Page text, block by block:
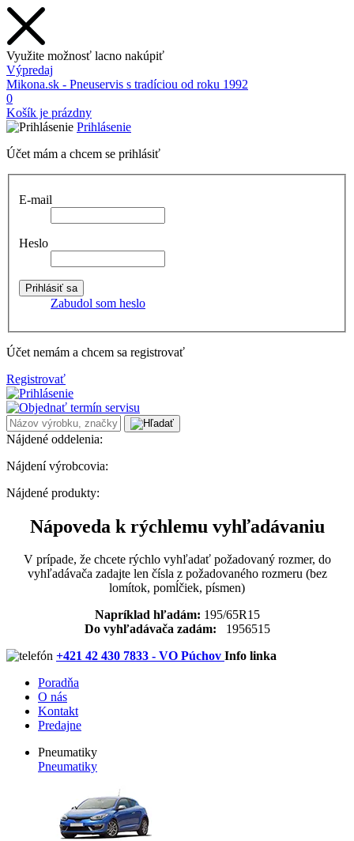
Využite možnosť lacno nakúpiť
Výpredaj
Mikona.sk - Pneuservis s tradíciou od roku 1992
0
Košík je prázdny
Prihlásenie
Účet mám a chcem se prihlásiť
E-mail
Heslo
Zabudol som heslo
Účet nemám a chcem sa registrovať
Registrovať
Nájdené oddelenia:
Nájdení výrobcovia:
Nájdené produkty:
Nápoveda k rýchlemu vyhľadávaniu
V prípade, že chcete rýchlo vyhľadať požadovaný rozmer, do
vyhľadávača zadajte len čísla z požadovaného rozmeru (bez
lomítok, pomĺčiek, písmen)
Napríklad hľadám: 195/65R15
Do vyhľadávača zadám: 1956515
+421 42 430 7833 - VO Púchov Info linka
Poradňa
O nás
Kontakt
Predajne
Pneumatiky
Pneumatiky